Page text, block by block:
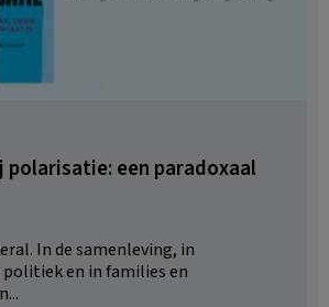
polarisatie: een paradoxaal
In de samenleving, in
en in families en